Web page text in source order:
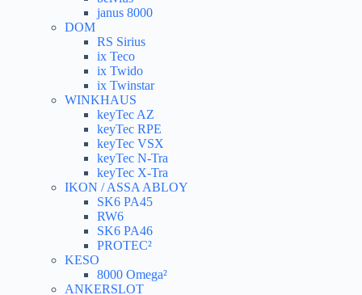
janus 8000
DOM
RS Sirius
ix Teco
ix Twido
ix Twinstar
WINKHAUS
keyTec AZ
keyTec RPE
keyTec VSX
keyTec N-Tra
keyTec X-Tra
IKON / ASSA ABLOY
SK6 PA45
RW6
SK6 PA46
PROTEC²
KESO
8000 Omega²
ANKERSLOT